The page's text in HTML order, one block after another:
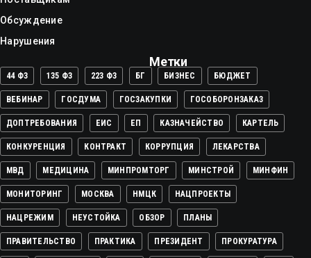
Обсуждение
Нарушения
Метки
44 ФЗ 135 ФЗ 223 ФЗ БГ БИЗНЕС БЮДЖЕТ
ВЕБИНАР ГОСДУМА ГОСЗАКУПКИ ГОСОБОРОНЗАКАЗ
ДОПТРЕБОВАНИЯ ЕИС ЕП КАЗНАЧЕЙСТВО КАРТЕЛЬ
КОНКУРЕНЦИЯ КОНТРАКТ КОРРУПЦИЯ ЛЕКАРСТВА
МВД МЕДИЦИНА МИНПРОМТОРГ МИНСТРОЙ МИНФИН
МОНИТОРИНГ МОСКВА НМЦК НАЦПРОЕКТЫ
НАЦРЕЖИМ НЕУСТОЙКА ОБЗОР ПЛАНЫ
ПРАВИТЕЛЬСТВО ПРАКТИКА ПРЕЗИДЕНТ ПРОКУРАТУРА